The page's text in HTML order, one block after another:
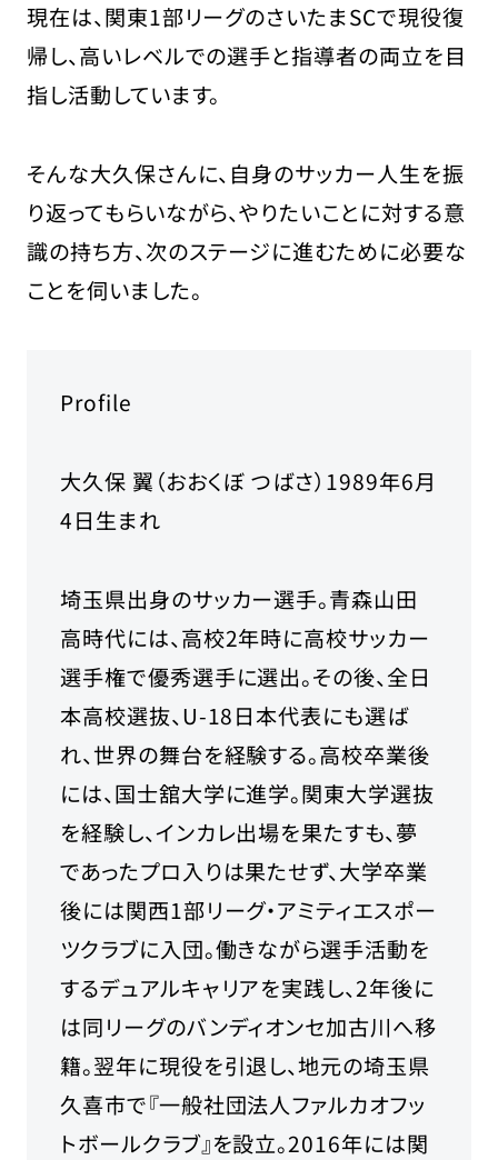
現在は、関東1部リーグのさいたまSCで現役復
帰し、高いレベルでの選手と指導者の両立を目
指し活動しています。
そんな大久保さんに、自身のサッカー人生を振
り返ってもらいながら、やりたいことに対する意
識の持ち方、次のステージに進むために必要な
ことを伺いました。
Profile
大久保 翼（おおくぼ つばさ）1989年6月
4日生まれ
埼玉県出身のサッカー選手。青森山田
高時代には、高校2年時に高校サッカー
選手権で優秀選手に選出。その後、全日
本高校選抜、U-18日本代表にも選ば
れ、世界の舞台を経験する。高校卒業後
には、国士舘大学に進学。関東大学選抜
を経験し、インカレ出場を果たすも、夢
であったプロ入りは果たせず、大学卒業
後には関西1部リーグ・アミティエスポー
ツクラブに入団。働きながら選手活動を
するデュアルキャリアを実践し、2年後に
は同リーグのバンディオンセ加古川へ移
籍。翌年に現役を引退し、地元の埼玉県
久喜市で『一般社団法人ファルカオフッ
トボールクラブ』を設立。2016年には関